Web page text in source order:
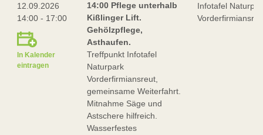
12.09.2026
14:00 - 17:00
In Kalender
eintragen
14:00 Pflege unterhalb
Kißlinger Lift.
Gehölzpflege,
Asthaufen.
Treffpunkt Infotafel
Naturpark
Vorderfirmiansreut,
gemeinsame Weiterfahrt.
Mitnahme Säge und
Astschere hilfreich.
Wasserfestes
Infotafel